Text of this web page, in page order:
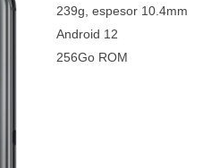
239g, espesor 10.4mm
Android 12
256Go ROM